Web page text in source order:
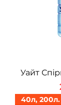
Уайт
40л, 200л.